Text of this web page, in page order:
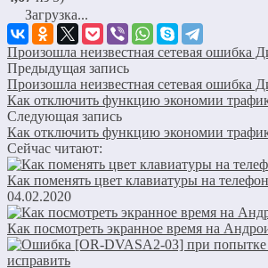
Загрузка...
Произошла неизвестная сетевая ошибка
Предыдущая запись
Произошла неизвестная сетевая ошибка
Как отключить функцию экономии
Следующая запись
Как отключить функцию экономии
Сейчас читают:
Как поменять цвет клавиатуры на
04.02.2020
Как посмотреть экранное время на